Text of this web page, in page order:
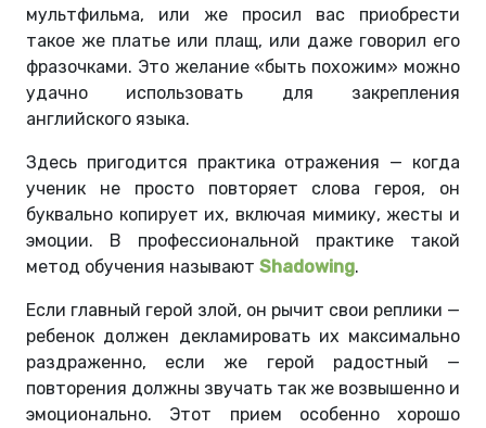
мультфильма, или же просил вас приобрести
такое же платье или плащ, или даже говорил его
фразочками. Это желание «быть похожим» можно
удачно использовать для закрепления
английского языка.
Здесь пригодится практика отражения — когда
ученик не просто повторяет слова героя, он
буквально копирует их, включая мимику, жесты и
эмоции. В профессиональной практике такой
метод обучения называют Shadowing.
Если главный герой злой, он рычит свои реплики —
ребенок должен декламировать их максимально
раздраженно, если же герой радостный —
повторения должны звучать так же возвышенно и
эмоционально. Этот прием особенно хорошо